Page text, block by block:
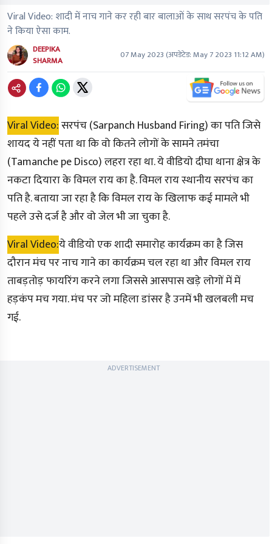
Viral Video: शादी में नाच गाने कर रही बार बालाओं के साथ सरपंच के पति
ने किया ऐसा काम.
DEEPIKA
SHARMA
07 May 2023(अपडेटेड:May 7 2023 11:12 AM)
Viral Video:सरपंच(Sarpanch Husband Firing)का पति जिसे
शायद ये नहीं पता था कि वो कितने लोगों के सामने तमंचा
(Tamanche pe Disco)लहरा रहा था. ये वीडियो दीघा थाना क्षेत्र के
नकटा दियारा के विमल राय का है. विमल राय स्थानीय सरपंच का
पति है. बताया जा रहा है कि विमल राय के खिलाफ कई मामले भी
पहले उसे दर्ज है और वो जेल भी जा चुका है.
Viral Video:ये वीडियो एक शादी समारोह कार्यक्रम का है जिस
दौरान मंच पर नाच गाने का कार्यक्रम चल रहा था और विमल राय
ताबड़तोड़ फायरिंग करने लगा जिससे आसपास खड़े लोगों में में
हड़कंप मच गया. मंच पर जो महिला डांसर है उनमें भी खलबली मच
गई.
ADVERTISEMENT